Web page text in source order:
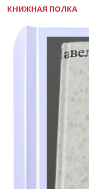
КНИЖНАЯ ПОЛКА